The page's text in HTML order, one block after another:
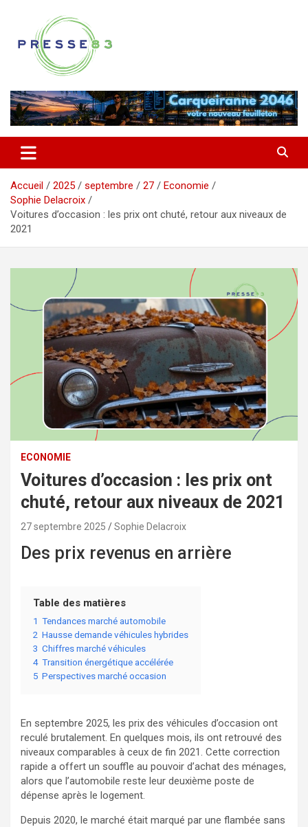
contenu
Presse 83
Accueil 2025 septembre 27
Economie
Sophie Delacroix
Voitures d’occasion : les prix ont chuté, retour aux niveaux de
2021
ECONOMIE
Voitures d’occasion : les prix ont
chuté, retour aux niveaux de 2021
27 septembre 2025 Sophie Delacroix
Des prix revenus en arrière
Table des matières
1 Tendances marché automobile
2 Hausse demande véhicules hybrides
3 Chiffres marché véhicules
4 Transition énergétique accélérée
5 Perspectives marché occasion
En septembre 2025, les prix des véhicules d’occasion ont
reculé brutalement. En quelques mois, ils ont retrouvé des
niveaux comparables à ceux de fin 2021. Cette correction
rapide a offert un souffle au pouvoir d’achat des ménages,
alors que l’automobile reste leur deuxième poste de
dépense après le logement.
Depuis 2020, le marché était marqué par une flambée sans